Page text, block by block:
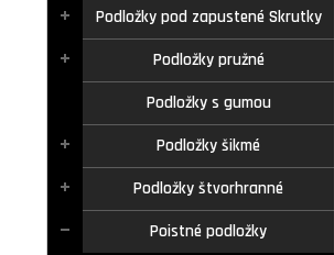
Podložky pod zapustené Skrutky
Podložky pružné
Podložky s gumou
Podložky šikmé
Podložky štvorhranné
Poistné podložky